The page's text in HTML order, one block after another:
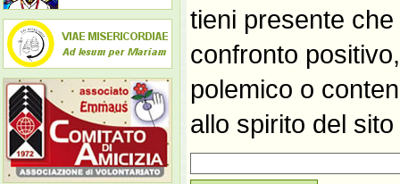
tieni presente
confronto
polemico o
allo spirito del